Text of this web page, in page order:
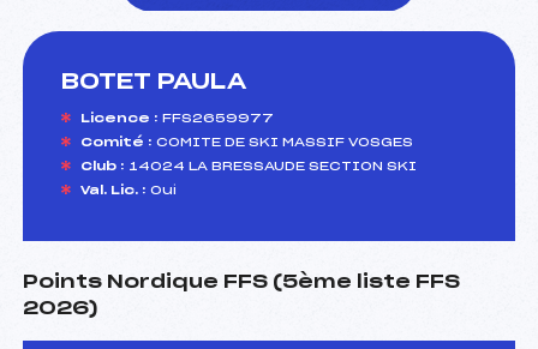
BOTET PAULA
Licence : FFS2659977
Comité : COMITE DE SKI MASSIF VOSGES
Club : 14024 LA BRESSAUDE SECTION SKI
Val. Lic. : Oui
Points Nordique FFS (5ème liste FFS
2026)